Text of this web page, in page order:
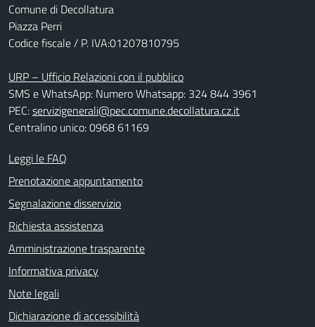
Comune di Decollatura
Piazza Perri
Codice fiscale / P. IVA:01207810795
URP – Ufficio Relazioni con il pubblico
SMS e WhatsApp: Numero Whatsapp: 324 844 3961
PEC:servizigenerali@pec.comune.decollatura.cz.it
Centralino unico: 0968 61169
Leggi le FAQ
Prenotazione appuntamento
Segnalazione disservizio
Richiesta assistenza
Amministrazione trasparente
Informativa privacy
Note legali
Dichiarazione di accessibilità